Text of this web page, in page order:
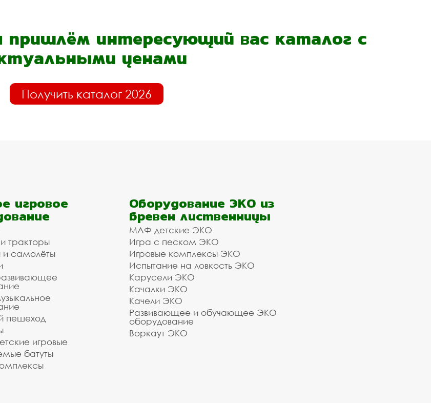
интересующий вас каталог с
ценами
Получить каталог 2026
игровое
тракторы
и самолёты
пешеход
игровые
батуты
Оборудование ЭКО из
бревен лиственницы
МАФ детские ЭКО
Игра с песком ЭКО
Игровые комплексы ЭКО
Испытание на ловкость ЭКО
Карусели ЭКО
Качалки ЭКО
Качели ЭКО
Развивающее и обучающее ЭКО
оборудование
Воркаут ЭКО